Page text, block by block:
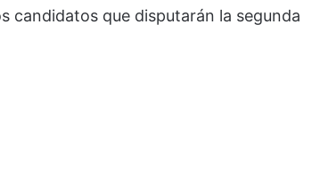
candidatos que disputarán la segunda